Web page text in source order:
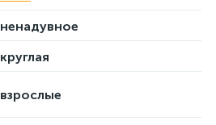
ненадувное
круглая
взрослые